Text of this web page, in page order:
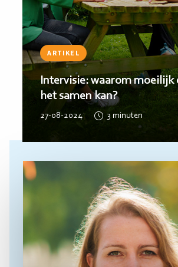
ARTIKEL
Aan de slag met Persoonlijk
Leiderschap bij de Baak
13-08-2024 2 minuten
Lees
meer